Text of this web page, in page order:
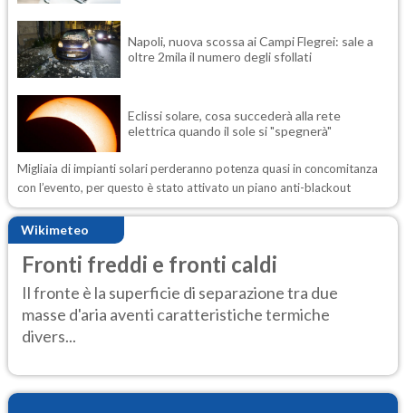
Napoli, nuova scossa ai Campi Flegrei: sale a
oltre 2mila il numero degli sfollati
Eclissi solare, cosa succederà alla rete
elettrica quando il sole si "spegnerà"
Migliaia di impianti solari perderanno potenza quasi in concomitanza
con l’evento, per questo è stato attivato un piano anti-blackout
Wikimeteo
Fronti freddi e fronti caldi
Il fronte è la superficie di separazione tra due
masse d'aria aventi caratteristiche termiche
divers...